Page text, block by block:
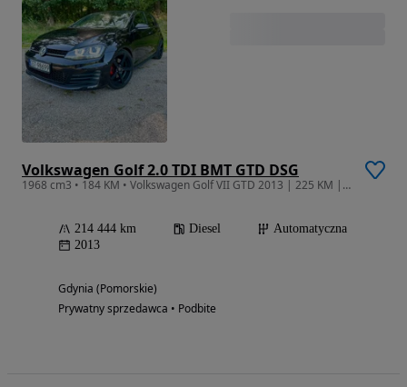
Volkswagen Golf 2.0 TDI BMT GTD DSG
1968 cm3 • 184 KM • Volkswagen Golf VII GTD 2013 | 225 KM | Zadbany | Doinwestowany
214 444 km Diesel
Automatyczna
2013
Gdynia (Pomorskie)
Prywatny sprzedawca • Podbite